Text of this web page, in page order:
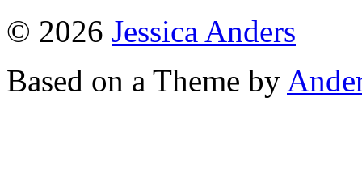
© 2026 Jessica Anders
Based on a Theme by